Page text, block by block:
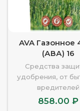
AVA Газонное
(АВА) 16
Средства
удобрения, от
вредителей
858.00₽